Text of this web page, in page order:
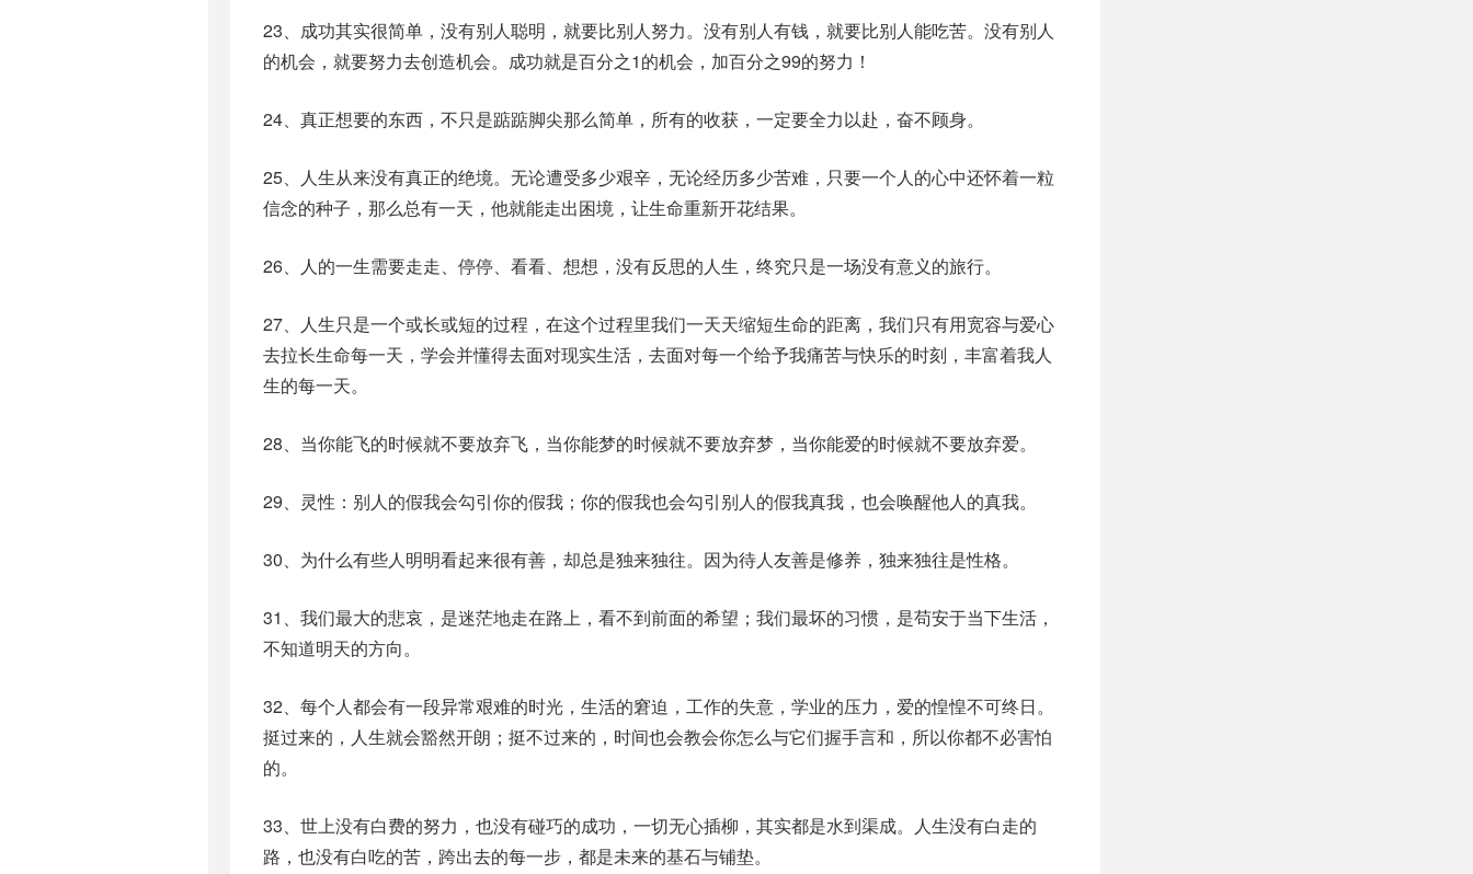
23、成功其实很简单，没有别人聪明，就要比别人努力。没有别人有钱，就要比别人能吃苦。没有别人
的机会，就要努力去创造机会。成功就是百分之1的机会，加百分之99的努力！
24、真正想要的东西，不只是踮踮脚尖那么简单，所有的收获，一定要全力以赴，奋不顾身。
25、人生从来没有真正的绝境。无论遭受多少艰辛，无论经历多少苦难，只要一个人的心中还怀着一粒
信念的种子，那么总有一天，他就能走出困境，让生命重新开花结果。
26、人的一生需要走走、停停、看看、想想，没有反思的人生，终究只是一场没有意义的旅行。
27、人生只是一个或长或短的过程，在这个过程里我们一天天缩短生命的距离，我们只有用宽容与爱心
去拉长生命每一天，学会并懂得去面对现实生活，去面对每一个给予我痛苦与快乐的时刻，丰富着我人
生的每一天。
28、当你能飞的时候就不要放弃飞，当你能梦的时候就不要放弃梦，当你能爱的时候就不要放弃爱。
29、灵性：别人的假我会勾引你的假我；你的假我也会勾引别人的假我真我，也会唤醒他人的真我。
30、为什么有些人明明看起来很有善，却总是独来独往。因为待人友善是修养，独来独往是性格。
31、我们最大的悲哀，是迷茫地走在路上，看不到前面的希望；我们最坏的习惯，是苟安于当下生活，
不知道明天的方向。
32、每个人都会有一段异常艰难的时光，生活的窘迫，工作的失意，学业的压力，爱的惶惶不可终日。
挺过来的，人生就会豁然开朗；挺不过来的，时间也会教会你怎么与它们握手言和，所以你都不必害怕
的。
33、世上没有白费的努力，也没有碰巧的成功，一切无心插柳，其实都是水到渠成。人生没有白走的
路，也没有白吃的苦，跨出去的每一步，都是未来的基石与铺垫。